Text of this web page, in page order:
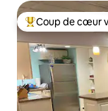
Coups de cœur
Coup de cœur